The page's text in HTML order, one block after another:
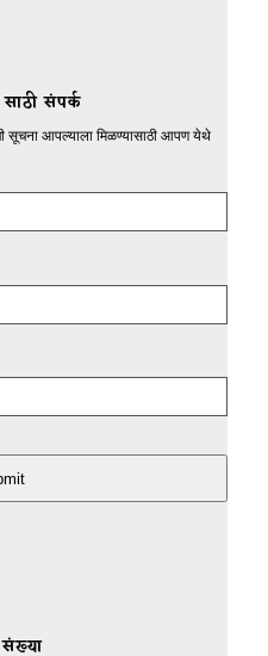
संपर्क
आपल्याला मिळण्यासाठी आपण येथे